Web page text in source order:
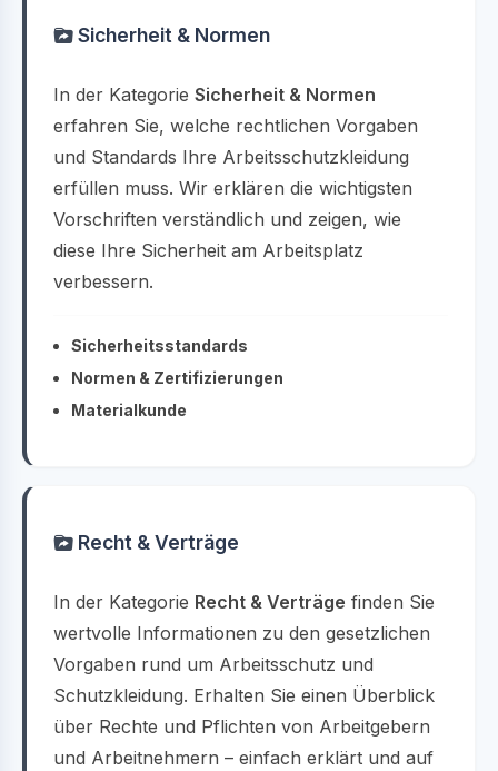
Sicherheit & Normen
In der Kategorie Sicherheit & Normen
erfahren Sie, welche rechtlichen Vorgaben
und Standards Ihre Arbeitsschutzkleidung
erfüllen muss. Wir erklären die wichtigsten
Vorschriften verständlich und zeigen, wie
diese Ihre Sicherheit am Arbeitsplatz
verbessern.
Sicherheitsstandards
Normen & Zertifizierungen
Materialkunde
Recht & Verträge
In der Kategorie Recht & Verträge finden Sie
wertvolle Informationen zu den gesetzlichen
Vorgaben rund um Arbeitsschutz und
Schutzkleidung. Erhalten Sie einen Überblick
über Rechte und Pflichten von Arbeitgebern
und Arbeitnehmern – einfach erklärt und auf